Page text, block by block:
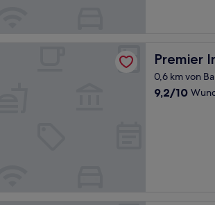
Premier
Premier
0,6 km von
9.2
9,2/10